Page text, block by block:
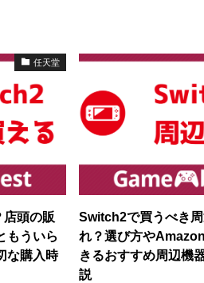
任天堂
頭の販
もういら
な購入時
Switch2で買うべき
れ？選び方や
きるおすすめ周辺機
説